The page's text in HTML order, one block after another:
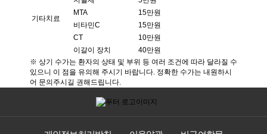
기타치료
MTA
15만원
비타민C
15만원
CT
10만원
이갈이 장치
40만원
※ 상기 수가는 환자의 상태 및 부위 등 여러 조건에 따라 달라질 수
있으니 이 점을 유의해 주시기 바랍니다. 정확한 수가는 내원하시
어 문의주시길 권해드립니다.